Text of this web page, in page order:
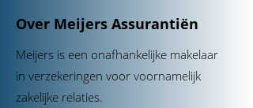
Over Meijers Assurantiën
Meijers is een onafhankelijke makelaar
in verzekeringen voor voornamelijk
zakelijke relaties.